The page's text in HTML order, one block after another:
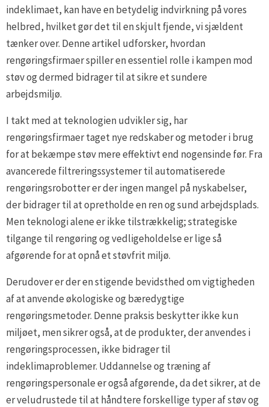
indeklimaet, kan have en betydelig indvirkning på vores
helbred, hvilket gør det til en skjult fjende, vi sjældent
tænker over. Denne artikel udforsker, hvordan
rengøringsfirmaer spiller en essentiel rolle i kampen mod
støv og dermed bidrager til at sikre et sundere
arbejdsmiljø.
I takt med at teknologien udvikler sig, har
rengøringsfirmaer taget nye redskaber og metoder i brug
for at bekæmpe støv mere effektivt end nogensinde før. Fra
avancerede filtreringssystemer til automatiserede
rengøringsrobotter er der ingen mangel på nyskabelser,
der bidrager til at opretholde en ren og sund arbejdsplads.
Men teknologi alene er ikke tilstrækkelig; strategiske
tilgange til rengøring og vedligeholdelse er lige så
afgørende for at opnå et støvfrit miljø.
Derudover er der en stigende bevidsthed om vigtigheden
af at anvende økologiske og bæredygtige
rengøringsmetoder. Denne praksis beskytter ikke kun
miljøet, men sikrer også, at de produkter, der anvendes i
rengøringsprocessen, ikke bidrager til
indeklimaproblemer. Uddannelse og træning af
rengøringspersonale er også afgørende, da det sikrer, at de
er veludrustede til at håndtere forskellige typer af støv og